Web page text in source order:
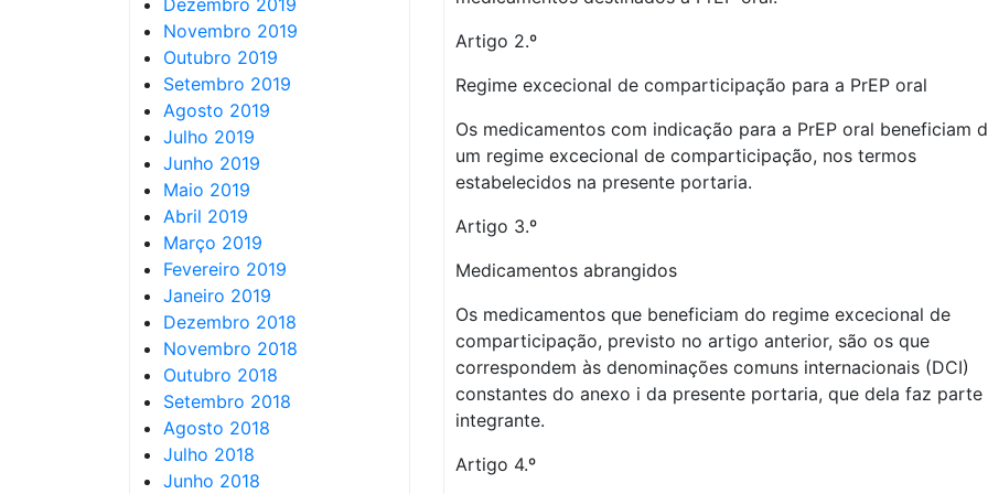
Dezembro 2019
Novembro 2019
Outubro 2019
Setembro 2019
Agosto 2019
Julho 2019
Junho 2019
Maio 2019
Abril 2019
Março 2019
Fevereiro 2019
Janeiro 2019
Dezembro 2018
Novembro 2018
Outubro 2018
Setembro 2018
Agosto 2018
Julho 2018
Junho 2018
Artigo 2.º
Regime excecional de comparticipação para a PrEP oral
Os medicamentos com indicação para a PrEP oral beneficiam
um regime excecional de comparticipação, nos termos
estabelecidos na presente portaria.
Artigo 3.º
Medicamentos abrangidos
Os medicamentos que beneficiam do regime excecional de
comparticipação, previsto no artigo anterior, são os que
correspondem às denominações comuns internacionais (DCI)
constantes do anexo i da presente portaria, que dela faz parte
integrante.
Artigo 4.º